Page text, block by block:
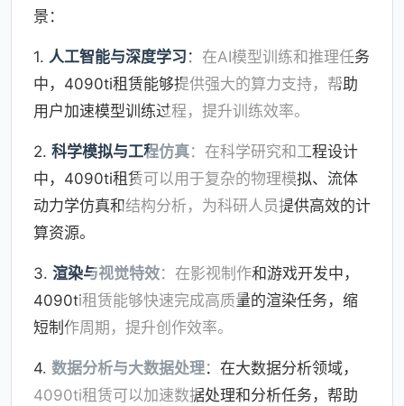
景：
1. 人工智能与深度学习 ：在AI模型训练和推理任务
中，4090ti租赁能够提供强大的算力支持，帮助
用户加速模型训练过程，提升训练效率。
2. 科学模拟与工程仿真：在科学研究和工程设计
中，4090ti租赁可以用于复杂的物理模拟、流体
动力学仿真和结构分析，为科研人员提供高效的计
算资源。
3. 渲染与视觉特效：在影视制作和游戏开发中，
4090ti租赁能够快速完成高质量的渲染任务，缩
短制作周期，提升创作效率。
4. 数据分析与大数据处理：在大数据分析领域，
4090ti租赁可以加速数据处理和分析任务，帮助